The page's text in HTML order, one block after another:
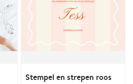
Stempel en strepen roos